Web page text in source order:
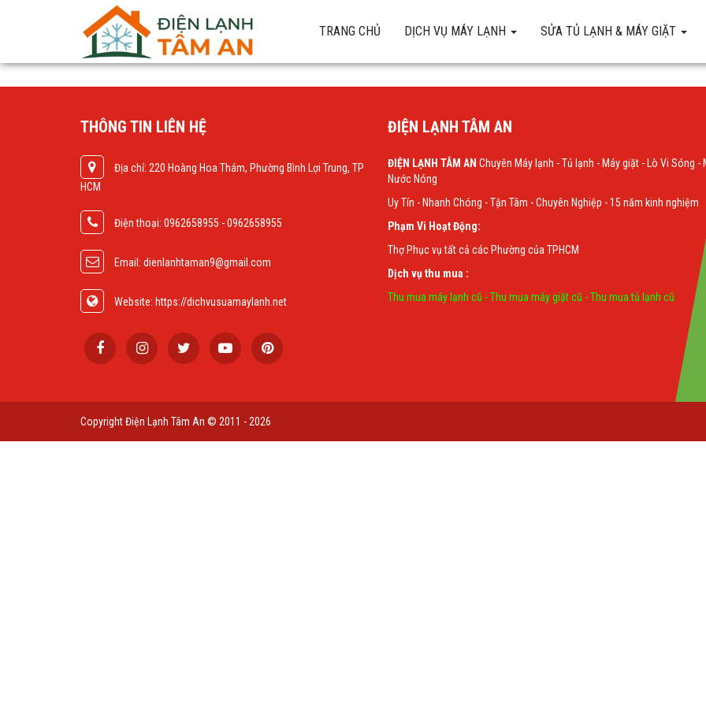
TRANG CHỦ DỊCH VỤ MÁY LẠNH SỬA TỦ LẠNH & MÁY GIẶT
THÔNG TIN LIÊN HỆ
Địa chỉ: 220 Hoàng Hoa Thám, Phường Bình Lợi Trung, TP
HCM
Điện thoại: 0962658955 - 0962658955
Email: dienlanhtaman9@gmail.com
Website: https://dichvusuamaylanh.net
ĐIỆN LẠNH TÂM AN
ĐIỆN LẠNH TÂM AN Chuyên Máy lạnh - Tủ lạnh - Máy giặt - Lò Vi Sóng -
Nước Nóng
Uy Tín - Nhanh Chóng - Tận Tâm - Chuyên Nghiệp - 15 năm kinh nghiệm
Phạm Vi Hoạt Động:
Thợ Phục vụ tất cả các Phường của TPHCM
Dịch vụ thu mua :
Thu mua máy lạnh cũ -Thu mua máy giặt cũ -Thu mua tủ lạnh cũ
Copyright Điện Lạnh Tâm An © 2011 - 2026